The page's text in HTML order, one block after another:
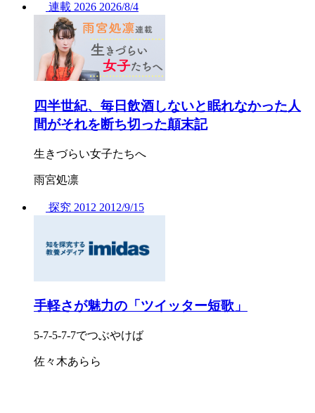
連載 2026 2026/8/4
四半世紀、毎日飲酒しないと眠れなかった人
間がそれを断ち切った顛末記
生きづらい女子たちへ
雨宮処凛
探究 2012 2012/9/15
手軽さが魅力の「ツイッター短歌」
5-7-5-7-7でつぶやけば
佐々木あらら